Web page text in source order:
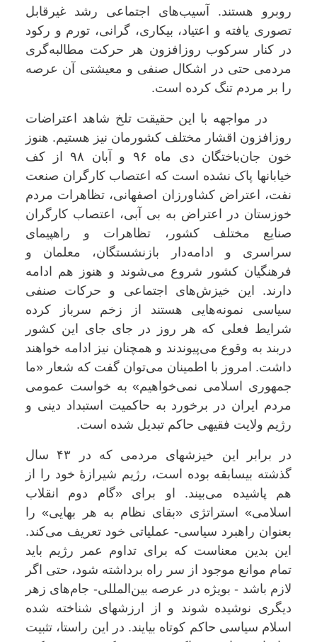
روبرو هستند. آسیب‌های اجتماعی رشد غیرقابل
تصوری یافته و اعتیاد، بیکاری، گرانی، تورم و رکود
در کنار سرکوب روزافزون هر حرکت مطالبه‌گری
مردمی حتی در اشکال صنفی و معیشتی آن عرصه
را بر مردم تنگ کرده است.
در مواجهه با این حقیقت تلخ شاهد اعتراضات
روزافزون اقشار مختلف کشورمان نیز هستیم. هنوز
خون جان‌باختگان دی ماه ۹۶ و آبان ۹۸ از کف
خیابانها پاک نشده است که اعتصاب کارگران صنعت
نفت، اعتراض کشاورزان اصفهانی، تظاهرات مردم
خوزستان در اعتراض به بی آبی، اعتصاب کارگران
صنایع مختلف کشور، تظاهرات و راهپیمای
سراسری و ادامه‌دار بازنشستگان، معلمان و
فرهنگیان کشور شروع می‌شوند و هنوز هم ادامه
دارند. این خیزش‌های اجتماعی و حرکات صنفی
سیاسی نمونه‌هایی هستند از زخم سرباز کرده
شرایط فعلی که هر روز در جای جای این کشور
دربند به وقوع می‌پیوندند و همچنان نیز ادامه خواهند
داشت. امروز با اطمینان می‌توان گفت که شعار «ما
جمهوری اسلامی نمی‌خواهیم» به خواست عمومی
مردم ایران در برخورد به حاکمیت استبداد دینی و
رژیم ولایت فقیهی حاکم تبدیل شده است.
در برابر این خیزشهای مردمی که در ۴۳ سال
گذشته بیسابقه بوده است، رژیم شیرازۀ خود را از
هم پاشیده می‌بیند. او برای «گام دوم انقلاب
اسلامی» استراتژی «بقای نظام به هر بهایی» را
بعنوان راهبرد سیاسی- عملیاتی خود تعریف می‌کند.
این بدین معناست که برای تداوم عمر رژیم باید
تمام موانع موجود از سر راه برداشته شود، حتی اگر
لازم باشد - بویژه در عرصه بین‌المللی- جام‌های زهر
دیگری نوشیده شوند و از ارزشهای شناخته شده
اسلام سیاسی حاکم کوتاه بیایند. در این راستا، تثبیت